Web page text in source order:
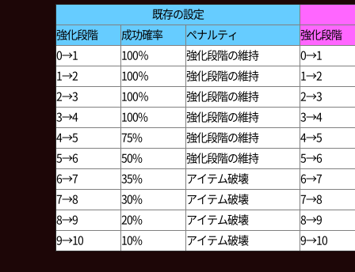
既存の設定
強化段階
成功確率 ペナルティ
強化段階
0→1
100％ 強化段階の維持
0→1
1→2
100％ 強化段階の維持
1→2
2→3
100％ 強化段階の維持
2→3
3→4
100% 強化段階の維持
3→4
4→5
75% 強化段階の維持
4→5
5→6
50% 強化段階の維持
5→6
6→7
35% アイテム破壊
6→7
7→8
30% アイテム破壊
7→8
8→9
20% アイテム破壊
8→9
9→10
10% アイテム破壊 9→10